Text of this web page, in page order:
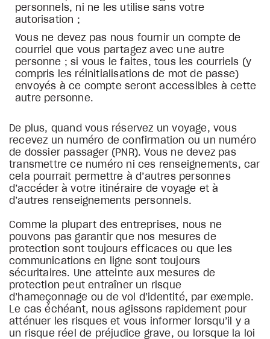
personnels, ni ne les utilise sans votre
autorisation ;
Vous ne devez pas nous fournir un compte de
courriel que vous partagez avec une autre
personne ; si vous le faites, tous les courriels (y
compris les réinitialisations de mot de passe)
envoyés à ce compte seront accessibles à cette
autre personne.
De plus, quand vous réservez un voyage, vous
recevez un numéro de confirmation ou un numéro
de dossier passager (PNR). Vous ne devez pas
transmettre ce numéro ni ces renseignements, car
cela pourrait permettre à d’autres personnes
d’accéder à votre itinéraire de voyage et à
d’autres renseignements personnels.
Comme la plupart des entreprises, nous ne
pouvons pas garantir que nos mesures de
protection sont toujours efficaces ou que les
communications en ligne sont toujours
sécuritaires. Une atteinte aux mesures de
protection peut entraîner un risque
d’hameçonnage ou de vol d’identité, par exemple.
Le cas échéant, nous agissons rapidement pour
atténuer les risques et vous informer lorsqu’il y a
un risque réel de préjudice grave, ou lorsque la loi